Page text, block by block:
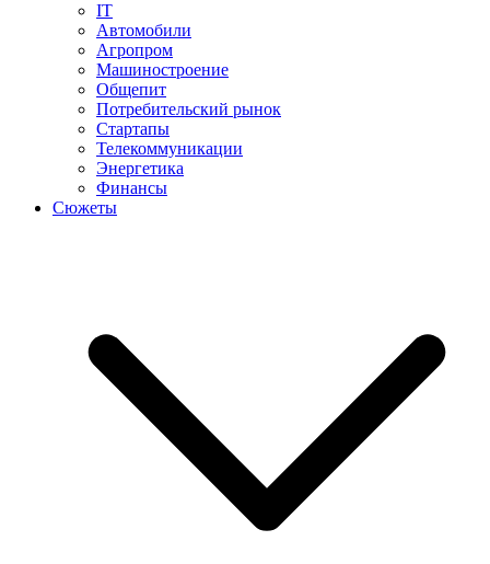
IT
Автомобили
Агропром
Машиностроение
Общепит
Потребительский рынок
Стартапы
Телекоммуникации
Энергетика
Финансы
Сюжеты